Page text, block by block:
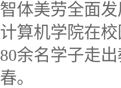
智体美劳全面
计算机学院在
80余名学子走
春。